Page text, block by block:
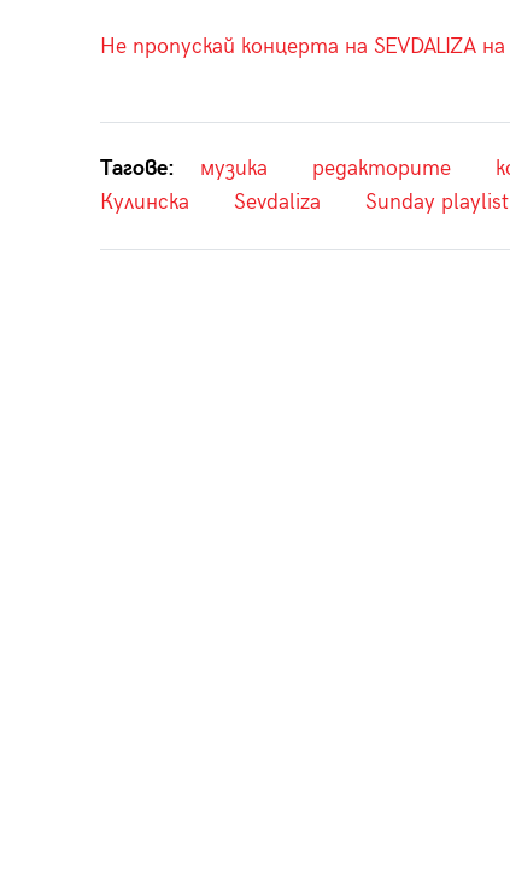
Не пропускай концерта на SEVDALIZA
Тагове: музика редакторите
Кулинска
Sevdaliza Sunday playlist